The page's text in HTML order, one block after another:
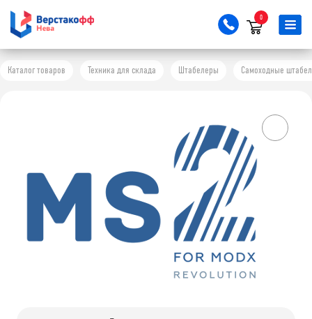
0
Каталог товаров Техника для склада Штабелеры Самоходные